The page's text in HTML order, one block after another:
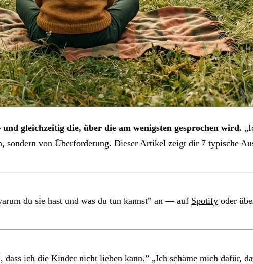
gleichzeitig die, über die am wenigsten gesprochen wird.
von Überforderung. Dieser Artikel zeigt dir 7 typische
du sie hast und was du tun kannst” an — auf Spotify oder
ich die Kinder nicht lieben kann.” „Ich schäme mich dafür,